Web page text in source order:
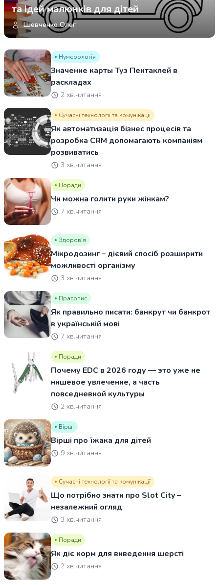
та ідей малюнків для дітей
Шевченко Олег
Нумерологія
Значение карты Туз Пентаклей в
раскладах
2 хв.читання
Сучасні технології та комунікації
Як автоматизація бізнес процесів та
розробка CRM допомагають компаніям
розвиватись
3 хв.читання
Поради
Чи можна голити руки жінкам?
7 хв.читання
Здоровʼя
Мікродозинг – дієвий спосіб розширити
можливості організму
3 хв.читання
Правопис
Як правильно писати: банкрут чи банкрот
в українській мові
7 хв.читання
Поради
Почему EDC в 2026 году — это уже не
нишевое увлечение, а часть
повседневной культуры
2 хв.читання
Вірші
Вірші про їжака для дітей
9 хв.читання
Сучасні технології та комунікації
Що потрібно знати про Slot City –
незалежний огляд
3 хв.читання
Поради
Як діє корм для виведення шерсті
2 хв.читання